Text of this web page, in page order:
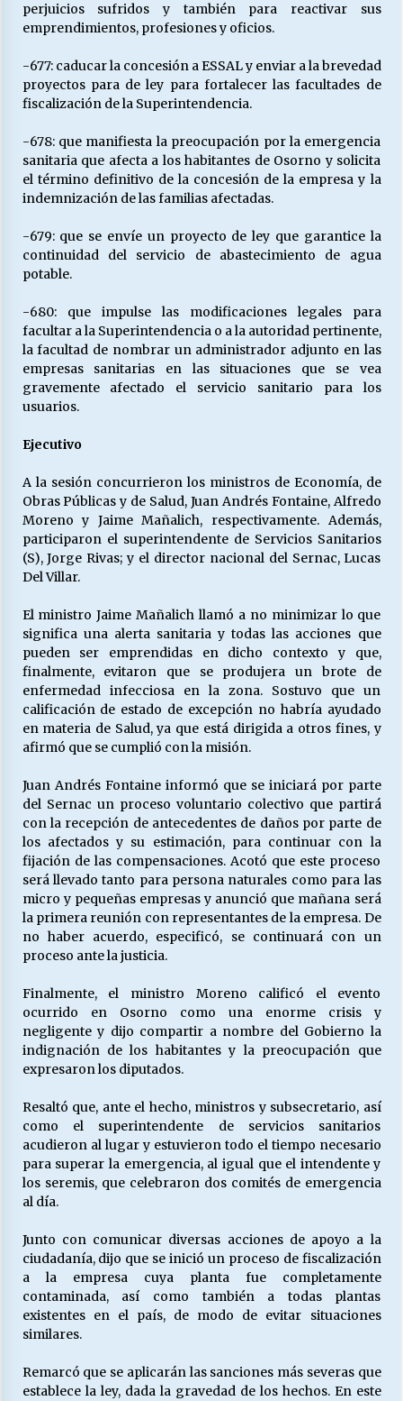
perjuicios sufridos y también para reactivar sus
emprendimientos, profesiones y oficios.
-677: caducar la concesión a ESSAL y enviar a la brevedad
proyectos para de ley para fortalecer las facultades de
fiscalización de la Superintendencia.
-678: que manifiesta la preocupación por la emergencia
sanitaria que afecta a los habitantes de Osorno y solicita
el término definitivo de la concesión de la empresa y la
indemnización de las familias afectadas.
-679: que se envíe un proyecto de ley que garantice la
continuidad del servicio de abastecimiento de agua
potable.
-680: que impulse las modificaciones legales para
facultar a la Superintendencia o a la autoridad pertinente,
la facultad de nombrar un administrador adjunto en las
empresas sanitarias en las situaciones que se vea
gravemente afectado el servicio sanitario para los
usuarios.
Ejecutivo
A la sesión concurrieron los ministros de Economía, de
Obras Públicas y de Salud, Juan Andrés Fontaine, Alfredo
Moreno y Jaime Mañalich, respectivamente. Además,
participaron el superintendente de Servicios Sanitarios
(S), Jorge Rivas; y el director nacional del Sernac, Lucas
Del Villar.
El ministro Jaime Mañalich llamó a no minimizar lo que
significa una alerta sanitaria y todas las acciones que
pueden ser emprendidas en dicho contexto y que,
finalmente, evitaron que se produjera un brote de
enfermedad infecciosa en la zona. Sostuvo que un
calificación de estado de excepción no habría ayudado
en materia de Salud, ya que está dirigida a otros fines, y
afirmó que se cumplió con la misión.
Juan Andrés Fontaine informó que se iniciará por parte
del Sernac un proceso voluntario colectivo que partirá
con la recepción de antecedentes de daños por parte de
los afectados y su estimación, para continuar con la
fijación de las compensaciones. Acotó que este proceso
será llevado tanto para persona naturales como para las
micro y pequeñas empresas y anunció que mañana será
la primera reunión con representantes de la empresa. De
no haber acuerdo, especificó, se continuará con un
proceso ante la justicia.
Finalmente, el ministro Moreno calificó el evento
ocurrido en Osorno como una enorme crisis y
negligente y dijo compartir a nombre del Gobierno la
indignación de los habitantes y la preocupación que
expresaron los diputados.
Resaltó que, ante el hecho, ministros y subsecretario, así
como el superintendente de servicios sanitarios
acudieron al lugar y estuvieron todo el tiempo necesario
para superar la emergencia, al igual que el intendente y
los seremis, que celebraron dos comités de emergencia
al día.
Junto con comunicar diversas acciones de apoyo a la
ciudadanía, dijo que se inició un proceso de fiscalización
a la empresa cuya planta fue completamente
contaminada, así como también a todas plantas
existentes en el país, de modo de evitar situaciones
similares.
Remarcó que se aplicarán las sanciones más severas que
establece la ley, dada la gravedad de los hechos. En este